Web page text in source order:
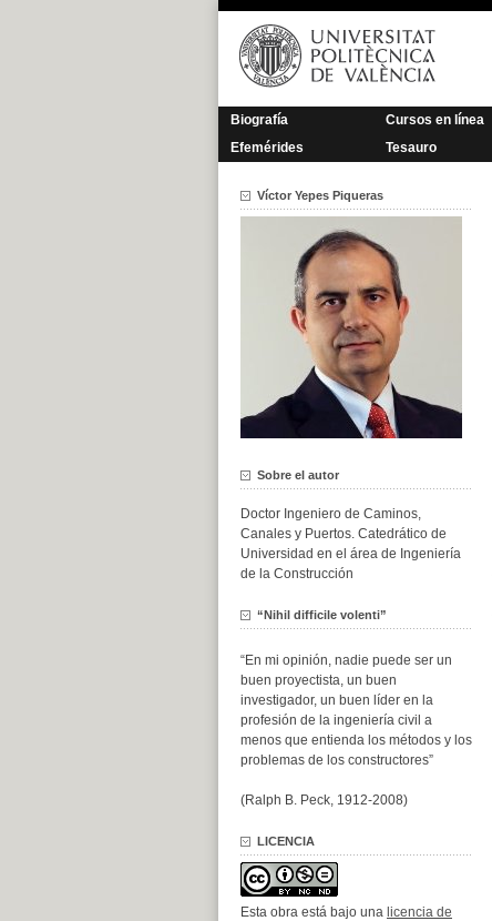
Saltar
contenido
Biografía Cursos en línea
Efemérides
Tesauro
Víctor Yepes Piqueras
Sobre el autor
Doctor Ingeniero de Caminos,
Canales y Puertos. Catedrático de
Universidad en el área de Ingeniería
de la Construcción
“Nihil difficile volenti”
“En mi opinión, nadie puede ser un
buen proyectista, un buen
investigador, un buen líder en la
profesión de la ingeniería civil a
menos que entienda los métodos y los
problemas de los constructores”
(Ralph B. Peck, 1912-2008)
LICENCIA
Esta obra está bajo una licencia de